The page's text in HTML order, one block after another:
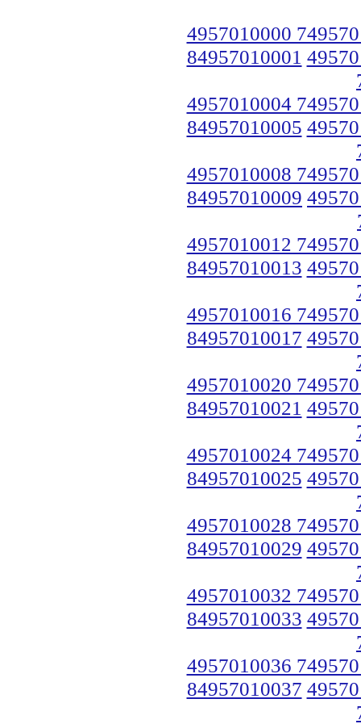
4957010000
84957010001
4957010004
84957010005
4957010008
84957010009
4957010012
84957010013
4957010016
84957010017
4957010020
84957010021
4957010024
84957010025
4957010028
84957010029
4957010032
84957010033
4957010036
84957010037